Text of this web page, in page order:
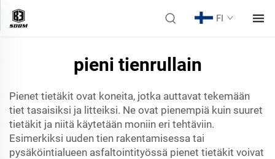
FI
pieni tienrullain
Pienet tietäkit ovat koneita, jotka auttavat tekemään
tiet tasaisiksi ja litteiksi. Ne ovat pienempiä kuin suuret
tietäkit ja niitä käytetään moniin eri tehtäviin.
Esimerkiksi uuden tien rakentamisessa tai
pysäköintialueen asfaltointityössä pienet tietäkit voivat